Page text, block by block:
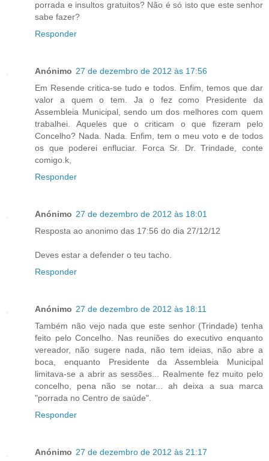
porrada e insultos gratuitos? Não é só isto que este senhor
sabe fazer?
Responder
Anónimo 27 de dezembro de 2012 às 17:56
Em Resende critica-se tudo e todos. Enfim, temos que dar
valor a quem o tem. Ja o fez como Presidente da
Assembleia Municipal, sendo um dos melhores com quem
trabalhei. Aqueles que o criticam o que fizeram pelo
Concelho? Nada. Nada. Enfim, tem o meu voto e de todos
os que poderei enfluciar. Forca Sr. Dr. Trindade, conte
comigo.k,
Responder
Anónimo 27 de dezembro de 2012 às 18:01
Resposta ao anonimo das 17:56 do dia 27/12/12
Deves estar a defender o teu tacho.
Responder
Anónimo 27 de dezembro de 2012 às 18:11
Também não vejo nada que este senhor (Trindade) tenha
feito pelo Concelho. Nas reuniões do executivo enquanto
vereador, não sugere nada, não tem ideias, não abre a
boca, enquanto Presidente da Assembleia Municipal
limitava-se a abrir as sessões... Realmente fez muito pelo
concelho, pena não se notar... ah deixa a sua marca
"porrada no Centro de saúde".
Responder
Anónimo 27 de dezembro de 2012 às 21:17